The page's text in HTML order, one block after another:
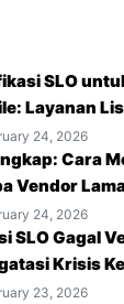
e
s
t
SLO
Layanan
24, 2026
Cara
Vendor
24, 2026
SLO Gagal
Krisis
23, 2026